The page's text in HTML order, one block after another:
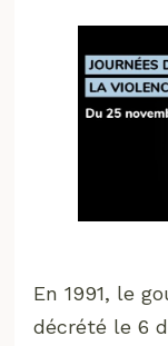
En 1991, le
décrété le 6